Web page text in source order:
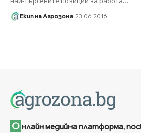
Екип на Агрозона 23.06.2016
О нлайн медийна платформа,